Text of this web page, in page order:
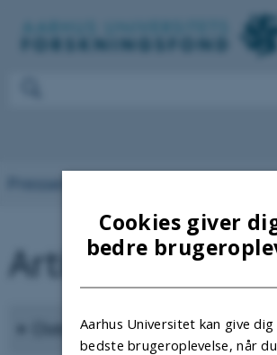
Presserum
Artikler
Oversigt
Cookies giver
bedre
Aarhus Universitet kan give dig
bedste brugeroplevelse, når